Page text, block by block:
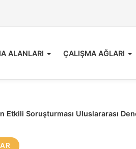
ALANLARI ÇALIŞMA AĞLARI
Etkili Soruşturması Uluslararası